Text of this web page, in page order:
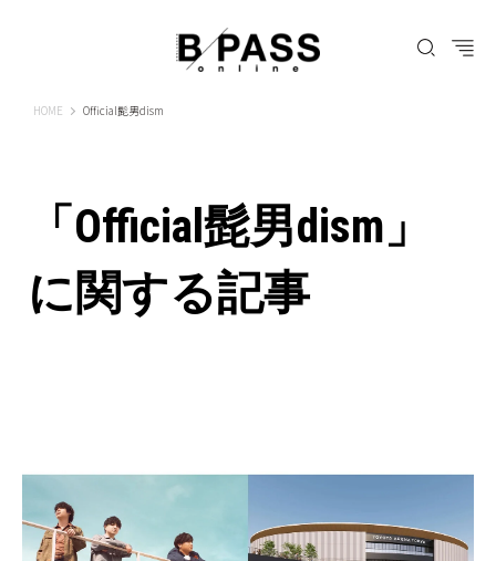
HOME B-PASS ONLINE
Official髭男dism
「Official髭男dism」
に関する記事